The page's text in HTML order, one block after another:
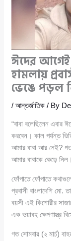
ঈদের আগেই
হামলায়
ভেঙে পড়ল
/আন্তর্জাতিক / By
“বাবা বলেছিলেন এবার
করবেন। কাল পর্যন্ত
আমার বাবা আর নেই?
আমার বাবাকে কেড়ে
ফোঁপাতে ফোঁপাতে
প্রবাসী বাংলাদেশি
বয়সী এই কিশোরীর
এক ভয়াবহ ক্ষেপণাস্ত্র
গত সোমবার (২ মার্চ)